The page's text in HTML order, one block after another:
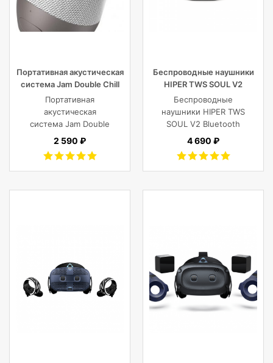
Портативная акустическая
система Jam Double Chill
Grey
Портативная
акустическая
система Jam Double
Chill Grey (серый)
2 590 ₽
Беспроводные наушники
HIPER TWS SOUL V2
Bluetooth 5.0 гарнитура Li-
Pol 2x43mAh+380mAh,
черный
Беспроводные
наушники HIPER TWS
SOUL V2 Bluetooth
5.0 гарнитура Li-Pol
Черный
4 690 ₽